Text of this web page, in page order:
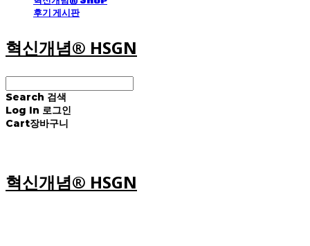
후기 게시판
혁신개념® HSGN
Search 검색
Log In 로그인
Cart장바구니
혁신개념® HSGN